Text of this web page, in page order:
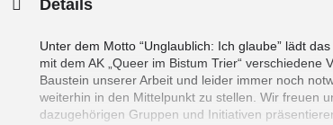
Details
Unter dem Motto “Unglaublich: Ich glaube” lädt
mit dem AK „Queer im Bistum Trier“
Baustein unserer Arbeit und leider immer noch
weiterhin in den Mittelpunkt zu stellen. Wir freuen
dazugehörigen Gruppen und Initiativen